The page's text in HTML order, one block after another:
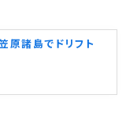
諸島でドリフト